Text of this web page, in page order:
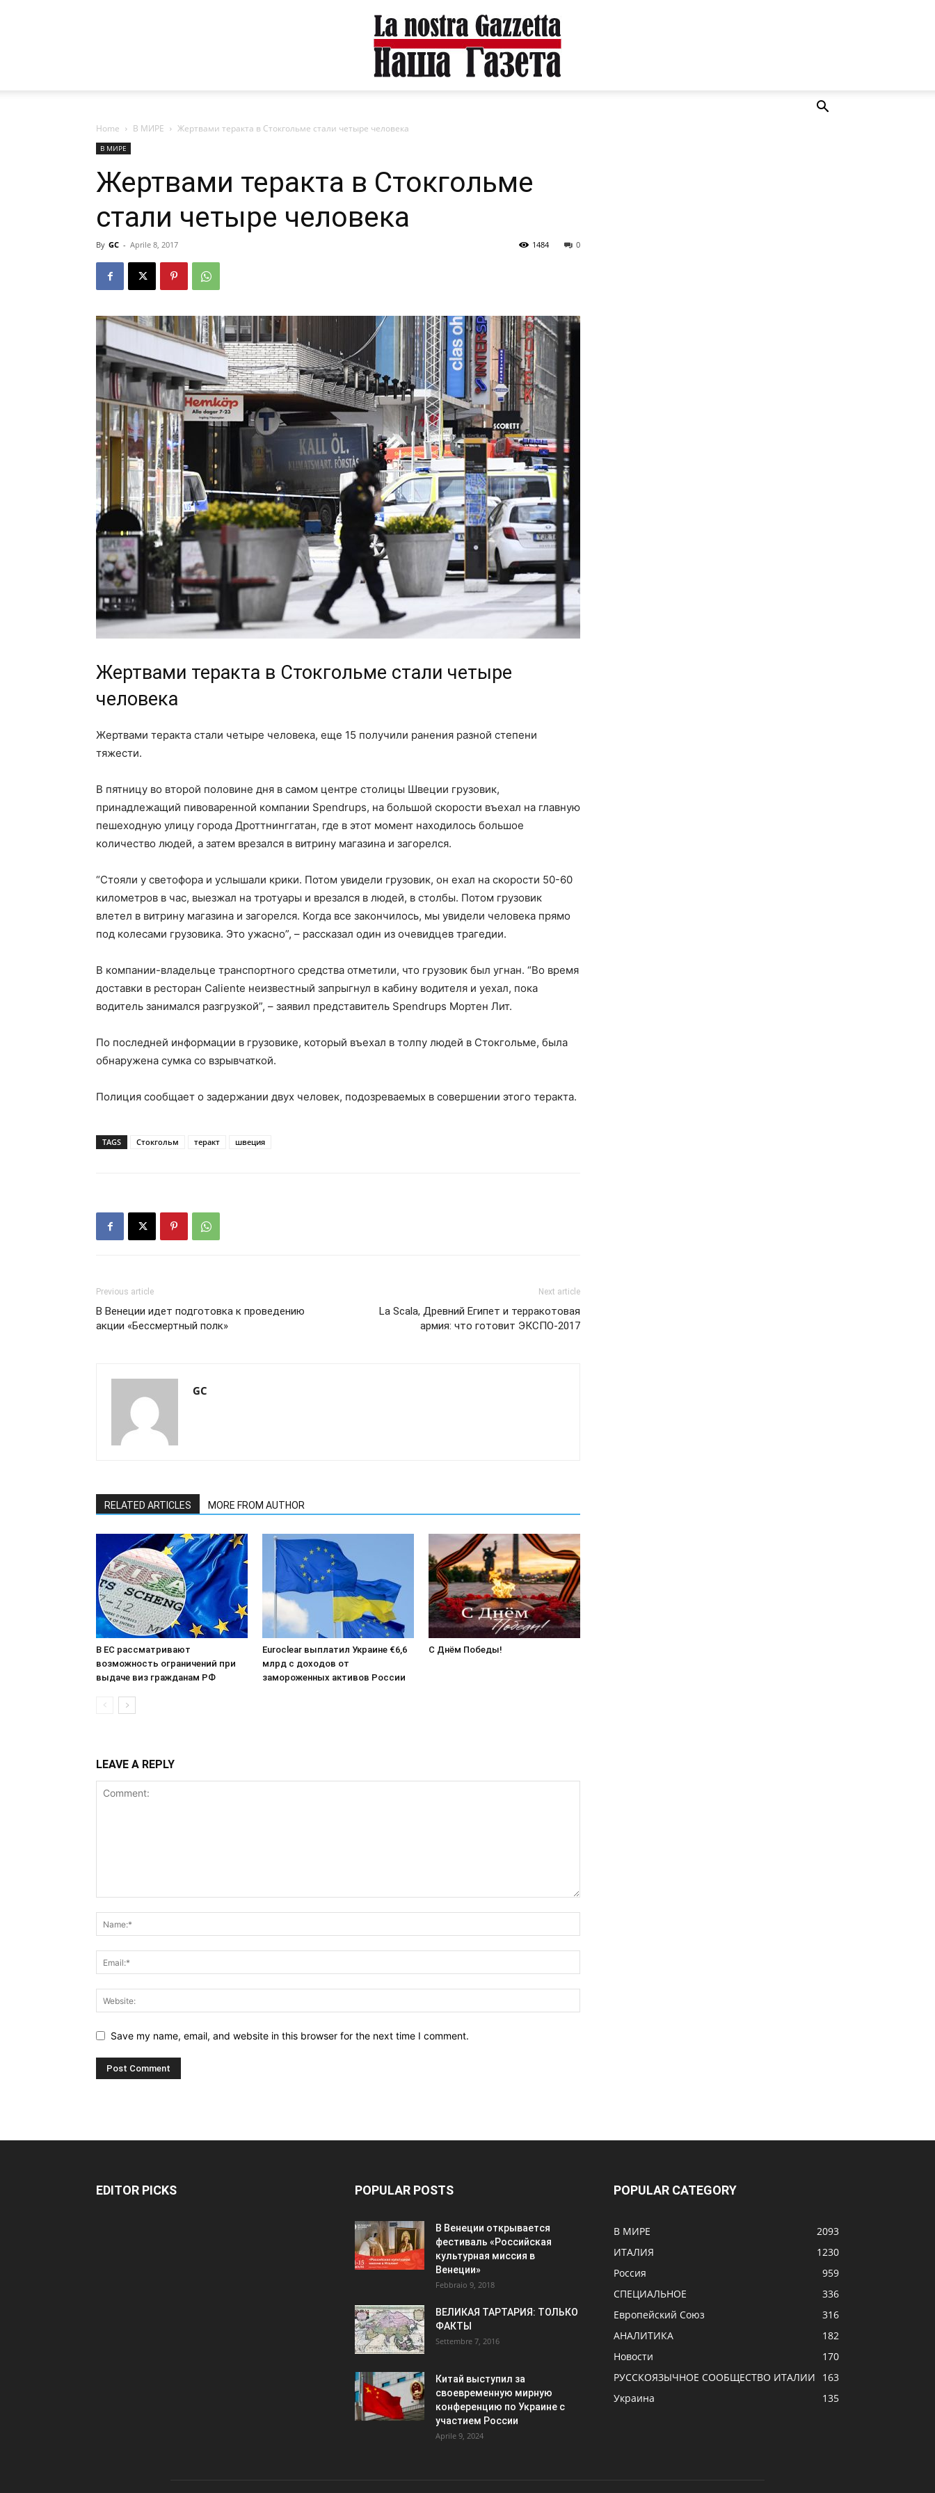
Home В МИРЕ Жертвами теракта в Стокгольме стали четыре человека
В МИРЕ
Жертвами теракта в Стокгольме
стали четыре человека
By GC - Aprile 8, 2017 0
1484
Жертвами теракта в Стокгольме стали четыре
человека
Жертвами теракта стали четыре человека, еще 15 получили ранения разной степени
тяжести.
В пятницу во второй половине дня в самом центре столицы Швеции грузовик,
принадлежащий пивоваренной компании Spendrups, на большой скорости въехал на главную
пешеходную улицу города Дроттнинггатан, где в этот момент находилось большое
количество людей, а затем врезался в витрину магазина и загорелся.
“Стояли у светофора и услышали крики. Потом увидели грузовик, он ехал на скорости 50-60
километров в час, выезжал на тротуары и врезался в людей, в столбы. Потом грузовик
влетел в витрину магазина и загорелся. Когда все закончилось, мы увидели человека прямо
под колесами грузовика. Это ужасно”, – рассказал один из очевидцев трагедии.
В компании-владельце транспортного средства отметили, что грузовик был угнан. “Во время
доставки в ресторан Caliente неизвестный запрыгнул в кабину водителя и уехал, пока
водитель занимался разгрузкой”, – заявил представитель Spendrups Мортен Лит.
По последней информации в грузовике, который въехал в толпу людей в Стокгольме, была
обнаружена сумка со взрывчаткой.
Полиция сообщает о задержании двух человек, подозреваемых в совершении этого теракта.
TAGS Стокгольм теракт швеция
Previous article
В Венеции идет подготовка к проведению
акции «Бессмертный полк»
Next article
La Scala, Древний Египет и терракотовая
армия: что готовит ЭКСПО-2017
GC
RELATED ARTICLES MORE FROM AUTHOR
В ЕС рассматривают
возможность ограничений при
выдаче виз гражданам РФ
Euroclear выплатил Украине €6,6
млрд с доходов от
замороженных активов России
С Днём Победы!
LEAVE A REPLY
Save my name, email, and website in this browser for the next time I comment.
EDITOR PICKS POPULAR POSTS
В Венеции открывается
фестиваль «Российская
культурная миссия в
Венеции»
Febbraio 9, 2018
ВЕЛИКАЯ ТАРТАРИЯ: ТОЛЬКО
ФАКТЫ
Settembre 7, 2016
Китай выступил за
своевременную мирную
конференцию по Украине с
участием России
Aprile 9, 2024
POPULAR CATEGORY
В МИРЕ
2093
ИТАЛИЯ
1230
Россия
959
СПЕЦИАЛЬНОЕ
336
Европейский Союз
316
АНАЛИТИКА
182
Новости
170
РУССКОЯЗЫЧНОЕ CООБЩЕСТВО ИТАЛИИ
163
Украина
135